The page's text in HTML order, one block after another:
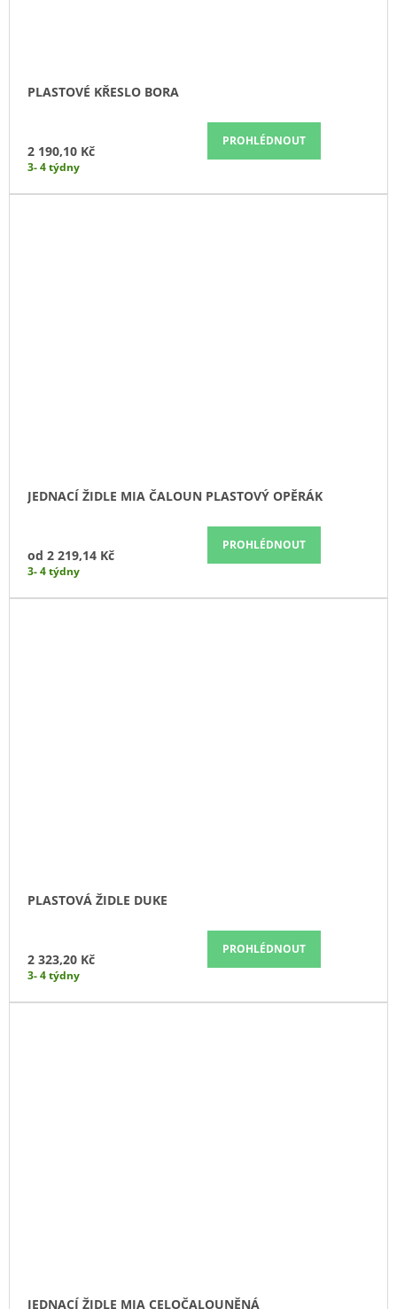
PLASTOVÉ KŘESLO BORA
2 190,10 Kč
PROHLÉDNOUT
3- 4 týdny
JEDNACÍ ŽIDLE MIA ČALOUN PLASTOVÝ OPĚRÁK
od 2 219,14 Kč
PROHLÉDNOUT
3- 4 týdny
PLASTOVÁ ŽIDLE DUKE
2 323,20 Kč
PROHLÉDNOUT
3- 4 týdny
JEDNACÍ ŽIDLE MIA CELOČALOUNĚNÁ